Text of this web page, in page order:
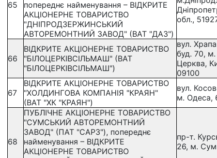
65
попереднє найменування – ВІДКРИТЕ
АКЦІОНЕРНЕ ТОВАРИСТВО
"ДНІПРОДЗЕРЖИНСЬКИЙ
АВТОРЕМОНТНИЙ ЗАВОД" (ВАТ "ДАЗ")
обл.,
66
ВІДКРИТЕ АКЦІОНЕРНЕ ТОВАРИСТВО
"БІЛОЦЕРКІВСІЛЬМАШ" (ВАТ
"БІЛОЦЕРКІВСІЛЬМАШ")
вул.
буд. 70, м.
Церква,
09100
67
ВІДКРИТЕ АКЦІОНЕРНЕ ТОВАРИСТВО
"ХОЛДИНГОВА КОМПАНІЯ "КРАЯН"
(ВАТ "ХК "КРАЯН")
вул.
м. Одеса,
68
ПУБЛІЧНЕ АКЦІОНЕРНЕ ТОВАРИСТВО
"СУМСЬКИЙ АВТОРЕМОНТНИЙ
ЗАВОД" (ПАТ "САРЗ"), попереднє
найменування – ВІДКРИТЕ
АКЦІОНЕРНЕ ТОВАРИСТВО
пр-т.
26, м.